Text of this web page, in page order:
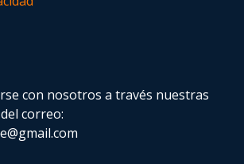
con nosotros a través nuestras
correo: